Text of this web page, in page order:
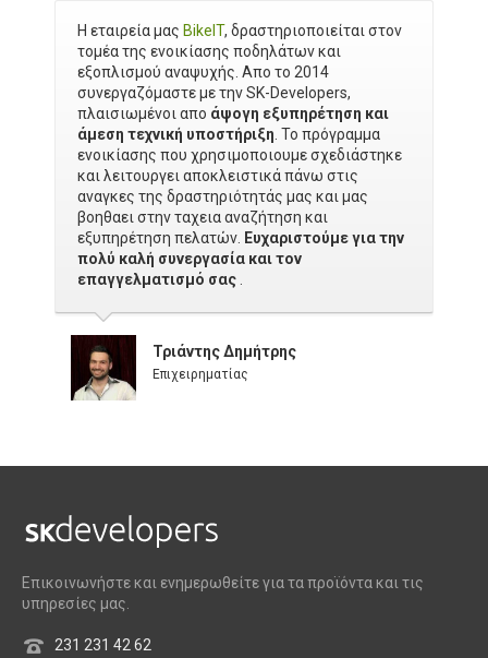
Η εταιρεία μας BikeIT, δραστηριοποιείται στον
τομέα της ενοικίασης ποδηλάτων και
εξοπλισμού αναψυχής. Απο το 2014
συνεργαζόμαστε με την SK-Developers,
πλαισιωμένοι απο άψογη εξυπηρέτηση και
άμεση τεχνική υποστήριξη. Το πρόγραμμα
ενοικίασης που χρησιμοποιουμε σχεδιάστηκε
και λειτουργει αποκλειστικά πάνω στις
αναγκες της δραστηριότητάς μας και μας
βοηθαει στην ταχεια αναζήτηση και
εξυπηρέτηση πελατών. Ευχαριστούμε για την
πολύ καλή συνεργασία και τον
επαγγελματισμό σας .
Τριάντης Δημήτρης
Επιχειρηματίας
Επικοινωνήστε και ενημερωθείτε για τα προϊόντα και τις
υπηρεσίες μας.
231 231 42 62